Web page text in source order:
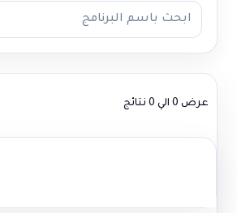
عرض 0 الي 0 نتائج